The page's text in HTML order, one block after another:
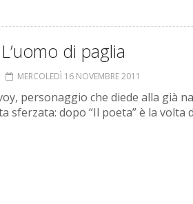
di paglia
MERCOLEDÌ 16 NOVEMBRE 2011
personaggio che diede alla già
sferzata: dopo “Il poeta” è la volta